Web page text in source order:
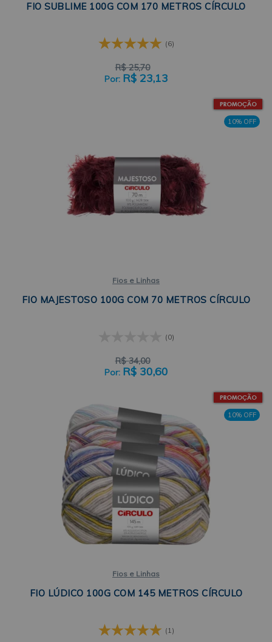
FIO SUBLIME 100G COM 170 METROS CÍRCULO
(6)
R$ 25,70
R$ 23,13
10% OFF
Fios e Linhas
FIO MAJESTOSO 100G COM 70 METROS CÍRCULO
(0)
R$ 34,00
R$ 30,60
10% OFF
Fios e Linhas
FIO LÚDICO 100G COM 145 METROS CÍRCULO
(1)